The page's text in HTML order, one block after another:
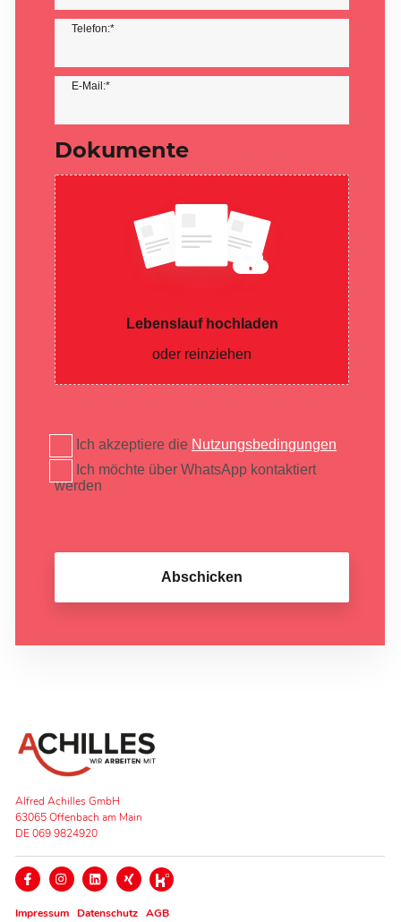
Telefon:*
E-Mail:*
Dokumente
Lebenslauf hochladen
oder reinziehen
Ich akzeptiere die Nutzungsbedingungen
Ich möchte über WhatsApp kontaktiert
werden
Abschicken
Alfred Achilles GmbH
63065 Offenbach am Main
DE 069 9824920
Impressum Datenschutz AGB